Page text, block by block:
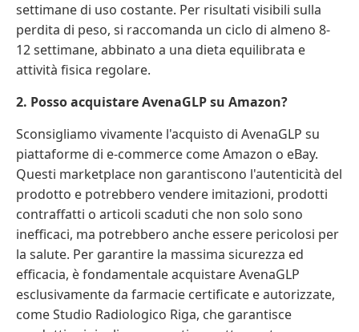
settimane di uso costante. Per risultati visibili sulla
perdita di peso, si raccomanda un ciclo di almeno 8-
12 settimane, abbinato a una dieta equilibrata e
attività fisica regolare.
2. Posso acquistare AvenaGLP su Amazon?
Sconsigliamo vivamente l'acquisto di AvenaGLP su
piattaforme di e-commerce come Amazon o eBay.
Questi marketplace non garantiscono l'autenticità del
prodotto e potrebbero vendere imitazioni, prodotti
contraffatti o articoli scaduti che non solo sono
inefficaci, ma potrebbero anche essere pericolosi per
la salute. Per garantire la massima sicurezza ed
efficacia, è fondamentale acquistare AvenaGLP
esclusivamente da farmacie certificate e autorizzate,
come Studio Radiologico Riga, che garantisce